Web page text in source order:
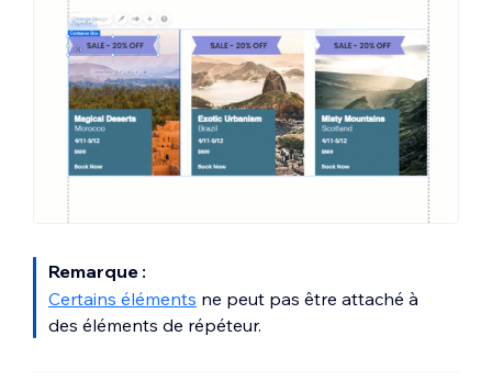
Remarque :
Certains éléments ne peut pas être attaché à
des éléments de répéteur.